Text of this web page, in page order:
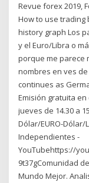
Revue forex 2019,
How to use trading
history graph Los
y el Euro/Libra o
porque me parece
nombres en ves de
continues as
Emisión gratuita
jueves de 14.30 a
Dólar/EURO-
Independientes -
YouTubehttps://
9t37gComunidad
Mundo Mejor.